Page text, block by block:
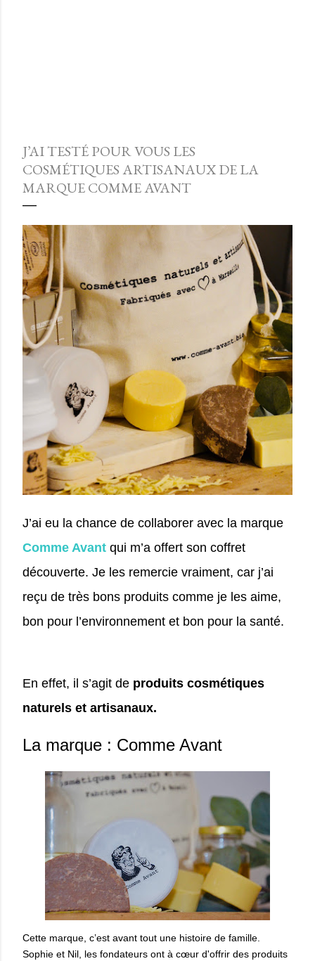
J’AI TESTÉ POUR VOUS LES
COSMÉTIQUES ARTISANAUX DE LA
MARQUE COMME AVANT
J’ai eu la chance de collaborer avec la marque
Comme Avant qui m’a offert son coffret
découverte. Je les remercie vraiment, car j’ai
reçu de très bons produits comme je les aime,
bon pour l’environnement et bon pour la santé.
En effet, il s’agit de produits cosmétiques
naturels et artisanaux.
La marque : Comme Avant
Cette marque, c’est avant tout une histoire de famille.
Sophie et Nil, les fondateurs ont à cœur d'offrir des produits